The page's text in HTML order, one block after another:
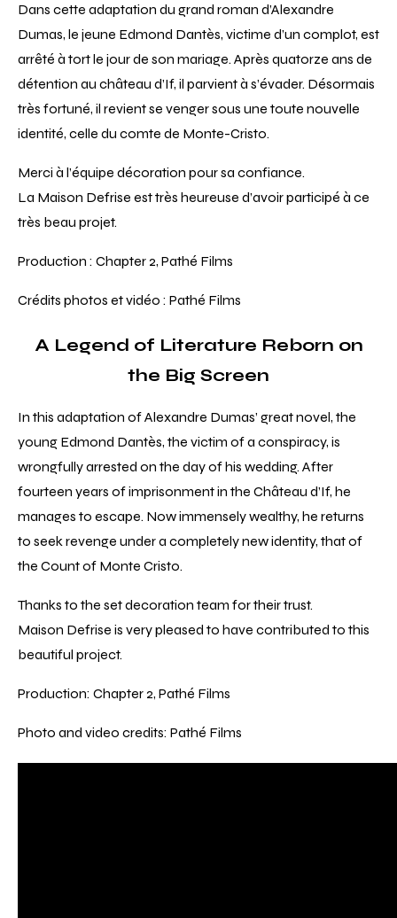
Dans cette adaptation du grand roman d’Alexandre
Dumas, le jeune Edmond Dantès, victime d’un complot, est
arrêté à tort le jour de son mariage. Après quatorze ans de
détention au château d’If, il parvient à s’évader. Désormais
très fortuné, il revient se venger sous une toute nouvelle
identité, celle du comte de Monte-Cristo.
Merci à l’équipe décoration pour sa confiance.
La Maison Defrise est très heureuse d’avoir participé à ce
très beau projet.
Production : Chapter 2, Pathé Films
Crédits photos et vidéo : Pathé Films
A Legend of Literature Reborn on
the Big Screen
In this adaptation of Alexandre Dumas’ great novel, the
young Edmond Dantès, the victim of a conspiracy, is
wrongfully arrested on the day of his wedding. After
fourteen years of imprisonment in the Château d’If, he
manages to escape. Now immensely wealthy, he returns
to seek revenge under a completely new identity, that of
the Count of Monte Cristo.
Thanks to the set decoration team for their trust.
Maison Defrise is very pleased to have contributed to this
beautiful project.
Production: Chapter 2, Pathé Films
Photo and video credits: Pathé Films